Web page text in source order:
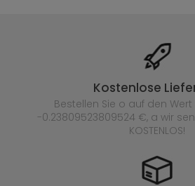
Kostenlose
Bestellen Sie o auf den
-0.23809523809524 €, a wir
KOSTENLOS!